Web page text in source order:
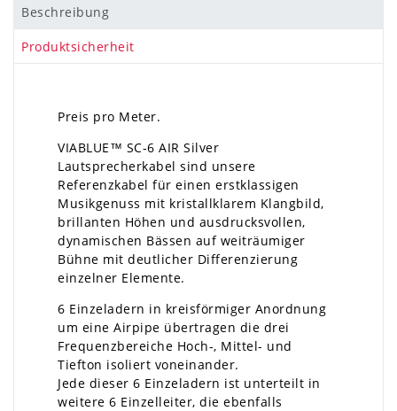
Beschreibung
Produktsicherheit
Preis pro Meter.
VIABLUE™ SC-6 AIR Silver
Lautsprecherkabel sind unsere
Referenzkabel für einen erstklassigen
Musikgenuss mit kristallklarem Klangbild,
brillanten Höhen und ausdrucksvollen,
dynamischen Bässen auf weiträumiger
Bühne mit deutlicher Differenzierung
einzelner Elemente.
6 Einzeladern in kreisförmiger Anordnung
um eine Airpipe übertragen die drei
Frequenzbereiche Hoch-, Mittel- und
Tiefton isoliert voneinander.
Jede dieser 6 Einzeladern ist unterteilt in
weitere 6 Einzelleiter, die ebenfalls